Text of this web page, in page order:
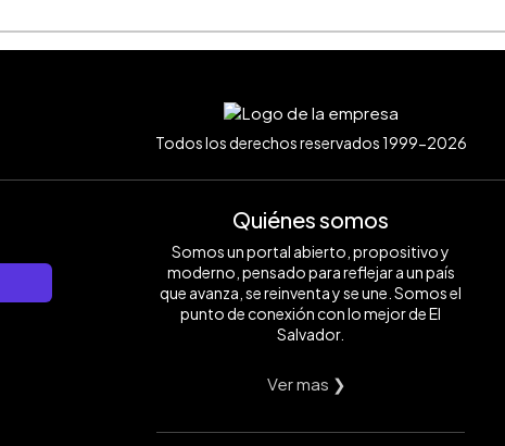
Todos los derechos reservados 1999-2026
Quiénes somos
Somos un portal abierto, propositivo y
moderno, pensado para reflejar a un país
que avanza, se reinventa y se une. Somos el
punto de conexión con lo mejor de El
Salvador.
Ver mas ❯